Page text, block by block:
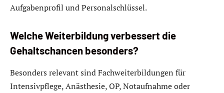
Aufgabenprofil und Personalschlüssel.
Welche Weiterbildung verbessert die
Gehaltschancen besonders?
Besonders relevant sind Fachweiterbildungen für
Intensivpflege, Anästhesie, OP, Notaufnahme oder